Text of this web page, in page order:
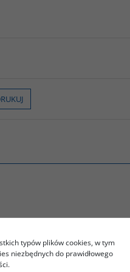
Zabierają w
na rewolucję kulturalną
typów plików cookies, w tym
niezbędnych do prawidłowego